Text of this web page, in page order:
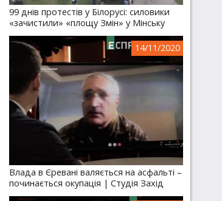
99 днів протестів у Білорусі: силовики
«зачистили» «площу Змін» у Мінську
14/11/2020
Влада в Єревані валяється на асфальті –
починається окупація | Студія Захід